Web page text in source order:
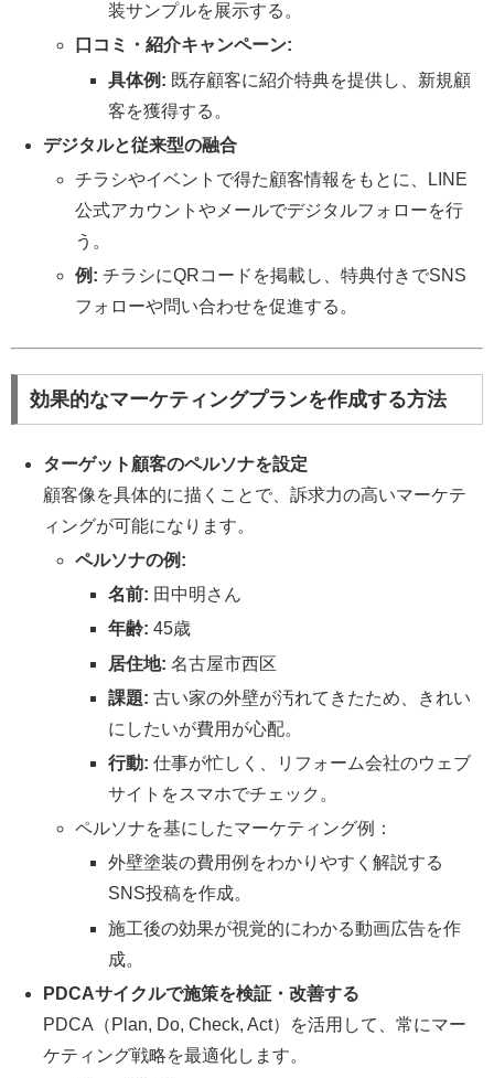
装サンプルを展示する。
口コミ・紹介キャンペーン:
具体例: 既存顧客に紹介特典を提供し、新規顧
客を獲得する。
デジタルと従来型の融合
チラシやイベントで得た顧客情報をもとに、LINE
公式アカウントやメールでデジタルフォローを行
う。
例: チラシにQRコードを掲載し、特典付きでSNS
フォローや問い合わせを促進する。
効果的なマーケティングプランを作成する方法
ターゲット顧客のペルソナを設定
顧客像を具体的に描くことで、訴求力の高いマーケテ
ィングが可能になります。
ペルソナの例:
名前: 田中明さん
年齢: 45歳
居住地: 名古屋市西区
課題: 古い家の外壁が汚れてきたため、きれい
にしたいが費用が心配。
行動: 仕事が忙しく、リフォーム会社のウェブ
サイトをスマホでチェック。
ペルソナを基にしたマーケティング例：
外壁塗装の費用例をわかりやすく解説する
SNS投稿を作成。
施工後の効果が視覚的にわかる動画広告を作
成。
PDCAサイクルで施策を検証・改善する
PDCA（Plan, Do, Check, Act）を活用して、常にマー
ケティング戦略を最適化します。